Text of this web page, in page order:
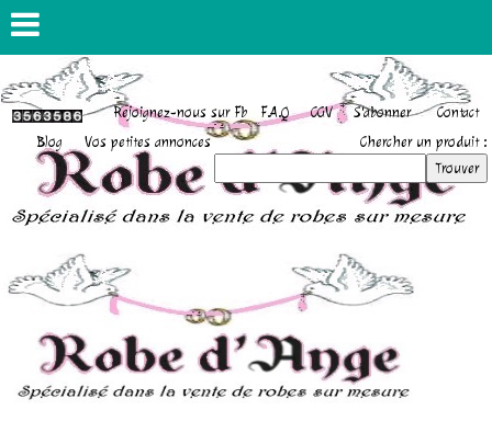
Rejoignez-nous sur Fb F.A.Q CGV S'abonner
Contact
Blog
Vos petites annonces Chercher un produit :